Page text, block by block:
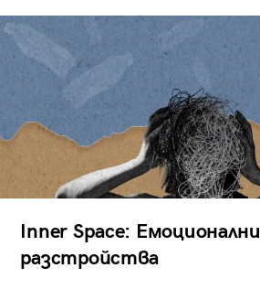
Inner Space: Емоционални
разстройства